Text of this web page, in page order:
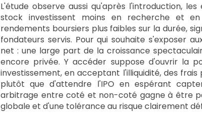
L'étude observe aussi qu'après l'introduction,
stock investissent moins en recherche et
rendements boursiers plus faibles sur la durée,
fondateurs servis. Pour qui souhaite s'exposer
net : une large part de la croissance
encore privée. Y accéder suppose d'ouvrir la
investissement, en acceptant l'illiquidité, des
plutôt que d'attendre l'IPO en espérant
arbitrage entre coté et non-coté gagne à être
globale et d'une tolérance au risque clairement